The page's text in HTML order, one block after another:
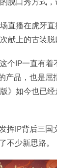
直播在虎牙
献上的古装脱
个IP一直有
产品，也是
》如今也已
挥IP背后三
不少新思路。